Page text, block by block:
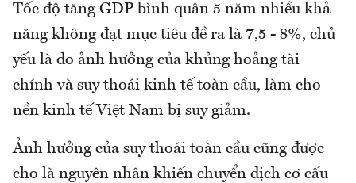
Tốc độ tăng GDP bình quân 5 năm nhiều khả
năng không đạt mục tiêu đề ra là 7,5 - 8%, chủ
yếu là do ảnh hưởng của khủng hoảng tài
chính và suy thoái kinh tế toàn cầu, làm cho
nền kinh tế Việt Nam bị suy giảm.
Ảnh hưởng của suy thoái toàn cầu cũng được
cho là nguyên nhân khiến chuyển dịch cơ cấu